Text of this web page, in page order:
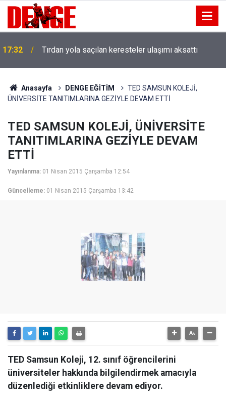
17:32 Tırdan yola saçılan keresteler ulaşımı aksattı
Anasayfa DENGE EĞİTİM
TED SAMSUN KOLEJİ,
ÜNİVERSİTE TANITIMLARINA GEZİYLE DEVAM ETTİ
TED SAMSUN KOLEJİ, ÜNİVERSİTE
TANITIMLARINA GEZİYLE DEVAM
ETTİ
Yayınlanma: 01 Nisan 2015 Çarşamba 12:54
Güncelleme: 01 Nisan 2015 Çarşamba 13:42
TED Samsun Koleji, 12. sınıf öğrencilerini
üniversiteler hakkında bilgilendirmek amacıyla
düzenlediği etkinliklere devam ediyor.